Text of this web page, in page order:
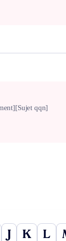
[Sujet qqn]
J K L